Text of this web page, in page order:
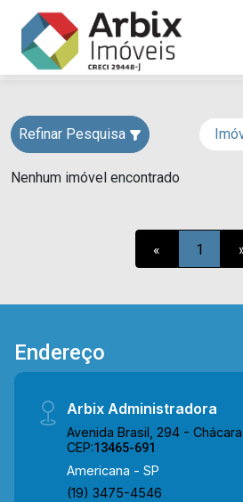
Refinar Pesquisa
Nenhum imóvel encontrado
« 1
Endereço
Arbix Administradora
Avenida Brasil, 294 - Chácara
CEP:13465-691
Americana - SP
(19) 3475-4546